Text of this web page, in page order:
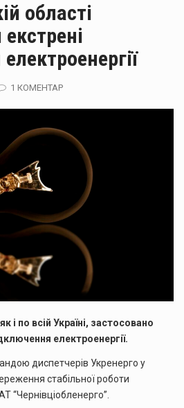
області
1 КОМЕНТАР
і по всій Україні, застосовано
електроенергії.
диспетчерів Укренерго у
стабільної роботи
“Чернівціобленерго”.